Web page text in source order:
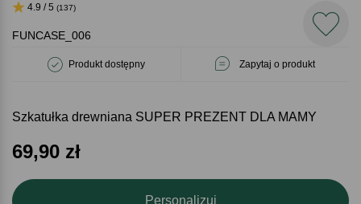
FUNCASE_006
Produkt dostępny Zapytaj o produkt
4.9 / 5 (137)
Szkatułka drewniana SUPER PREZENT DLA MAMY
69,90 zł
Personalizuj